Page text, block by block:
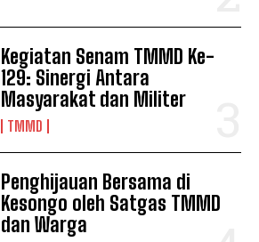
Kegiatan Senam TMMD Ke-
129: Sinergi Antara
Masyarakat dan Militer
TMMD
Penghijauan Bersama di
Kesongo oleh Satgas TMMD
dan Warga